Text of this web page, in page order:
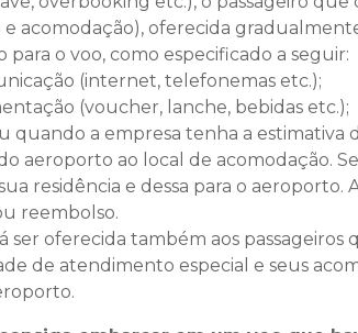
acomodação), oferecida
o voo, como especificado a seguir:
(internet, telefonemas etc.);
(voucher, lanche, bebidas etc.);
quando a empresa tenha a
aeroporto ao local de acomodação.
residência e dessa para o
reembolso.
ser oferecida também aos
de atendimento especial e seus